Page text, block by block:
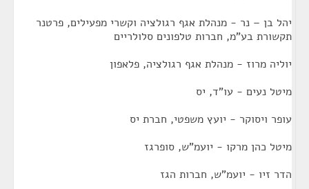
יהל בן – נר - מנהלת אגף רגולציה וקשרי מפעילים, פרטנר
תקשורת בע"מ, חברות טלפונים סלולריים
יוליה מרוז - מנהלת אגף רגולציה, פלאפון
מיטל נעים - עו"ד, יס
עופר ויסוקר - יועץ משפטי, חברת יס
מיטל כהן מרקו - יועמ"ש, סופרגז
הדר זיו - יועמ"ש, חברות הגז